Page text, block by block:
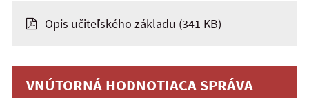
Opis učiteľského základu (341 KB)
VNÚTORNÁ HODNOTIACA SPRÁVA